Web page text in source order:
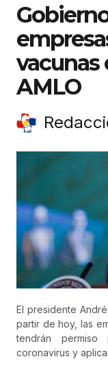
vacunas
AMLO
El presidente
partir de hoy, las
tendrán
coronavirus y